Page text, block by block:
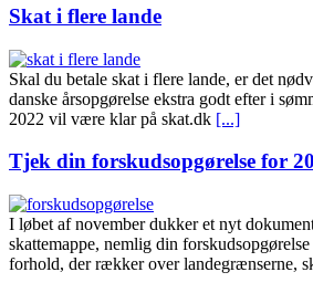
Skat i flere lande
Skal du betale skat i flere lande, er det
danske årsopgørelse ekstra godt efter i
2022 vil være klar på skat.dk [...]
Tjek din forskudsopgørelse for
I løbet af november dukker et nyt
skattemappe, nemlig din
forhold, der rækker over landegrænserne,